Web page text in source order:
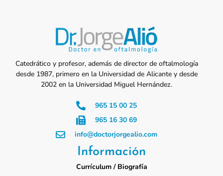
Catedrático y profesor, además de director de oftalmología
desde 1987, primero en la Universidad de Alicante y desde
2002 en la Universidad Miguel Hernández.
965 15 00 25
965 16 30 69
info@doctorjorgealio.com
Información
Currículum / Biografía